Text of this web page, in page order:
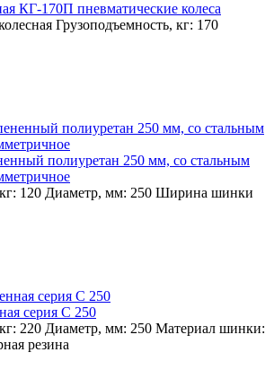
КГ-170П пневматические колеса
Грузоподъемность, кг: 170
полиуретан 250 мм, со стальным
120 Диаметр, мм: 250 Ширина шинки
серия C 250
220 Диаметр, мм: 250 Материал шинки:
резина